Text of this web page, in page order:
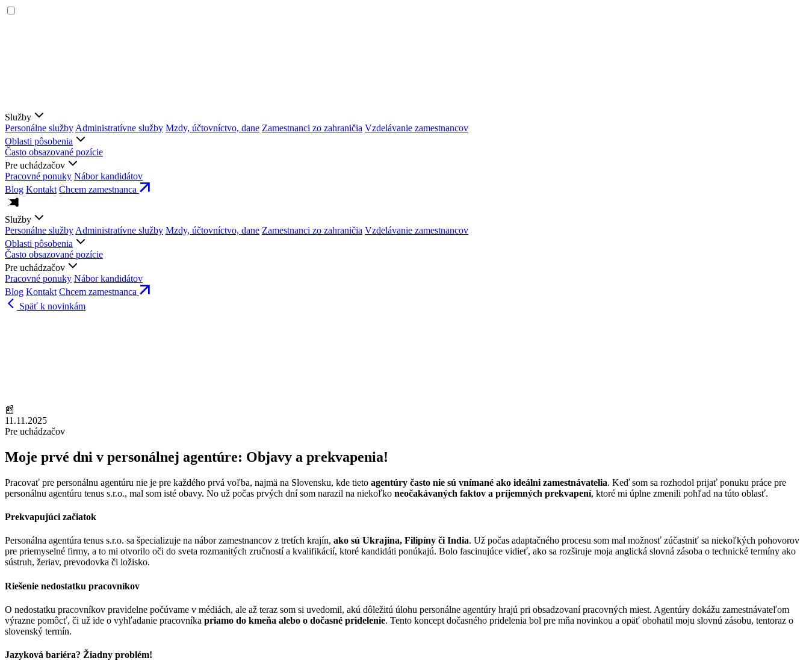
Služby
Personálne služby Administratívne služby Mzdy, účtovníctvo, dane Zamestnanci zo zahraničia Vzdelávanie zamestnancov
Oblasti pôsobenia
Často obsazované pozície
Pre uchádzačov
Pracovné ponuky Nábor kandidátov
Blog Kontakt Chcem zamestnanca
Služby
Personálne služby Administratívne služby Mzdy, účtovníctvo, dane Zamestnanci zo zahraničia Vzdelávanie zamestnancov
Oblasti pôsobenia
Často obsazované pozície
Pre uchádzačov
Pracovné ponuky Nábor kandidátov
Blog Kontakt Chcem zamestnanca
Späť k novinkám
📰
11.11.2025
Pre uchádzačov
Moje prvé dni v personálnej agentúre: Objavy a prekvapenia!
Pracovať pre personálnu agentúru nie je pre každého prvá voľba, najmä na Slovensku, kde tieto agentúry často nie sú vnímané ako ideálni zamestnávatelia. Keď som sa rozhodol prijať ponuku práce pre
personálnu agentúru tenus s.r.o., mal som isté obavy. No už počas prvých dní som narazil na niekoľko neočakávaných faktov a príjemných prekvapení, ktoré mi úplne zmenili pohľad na túto oblasť.
Prekvapujúci začiatok
Personálna agentúra tenus s.r.o. sa špecializuje na nábor zamestnancov z tretích krajín, ako sú Ukrajina, Filipíny či India. Už počas adaptačného procesu som mal možnosť zúčastniť sa niekoľkých pohovorov
pre priemyselné firmy, a to mi otvorilo oči do sveta rozmanitých zručností a kvalifikácií, ktoré kandidáti ponúkajú. Bolo fascinujúce vidieť, ako sa rozširuje moja anglická slovná zásoba o technické termíny ako
sústruh, žeriav, prevodovka či ložisko.
Riešenie nedostatku pracovníkov
O nedostatku pracovníkov pravidelne počúvame v médiách, ale až teraz som si uvedomil, akú dôležitú úlohu personálne agentúry hrajú pri obsadzovaní pracovných miest. Agentúry dokážu zamestnávateľom
výrazne pomôcť, či už ide o vyhľadanie pracovníka priamo do kmeňa alebo o dočasné pridelenie. Tento koncept dočasného pridelenia bol pre mňa novinkou a opäť obohatil moju slovnú zásobu, tentoraz o
slovenský termín.
Jazyková bariéra? Žiadny problém!